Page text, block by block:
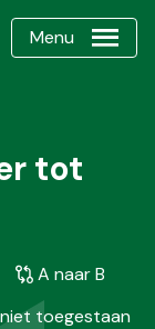
Menu
tot
Soort
wandeling
A naar B
toegestaan